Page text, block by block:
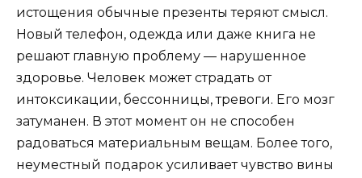
истощения обычные презенты теряют смысл.
Новый телефон, одежда или даже книга не
решают главную проблему — нарушенное
здоровье. Человек может страдать от
интоксикации, бессонницы, тревоги. Его мозг
затуманен. В этот момент он не способен
радоваться материальным вещам. Более того,
неуместный подарок усиливает чувство вины